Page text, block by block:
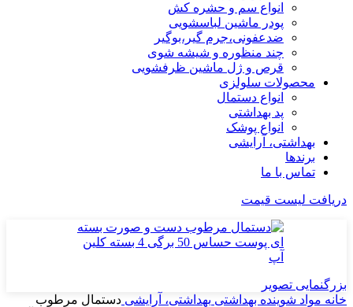
انواع سم و حشره کش
پودر ماشین لباسشویی
ضدعفونی،جرم گیر،بوگیر
چند منظوره و شیشه شوی
قرص و ژل ماشین ظرفشویی
محصولات سلولزی
انواع دستمال
پد بهداشتی
انواع پوشک
بهداشتی، آرایشی
برندها
تماس با ما
دریافت لیست قیمت
بزرگنمایی تصویر
خانه مواد شوینده بهداشتی بهداشتی، آرایشی دستمال مرطوب